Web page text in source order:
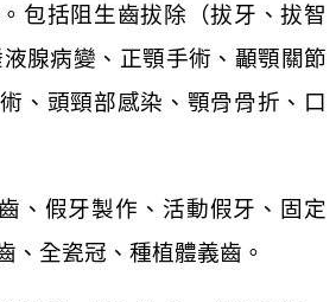
包括阻生齒拔除（拔牙、拔智
腺病變、正顎手術、顳顎關節
、頭頸部感染、顎骨骨折、口
齒、假牙製作、活動假牙、固定
、全瓷冠、種植體義齒。